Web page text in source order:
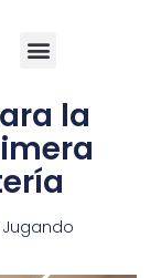
la